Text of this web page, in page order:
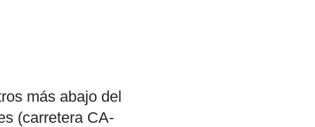
más abajo del
(carretera CA-